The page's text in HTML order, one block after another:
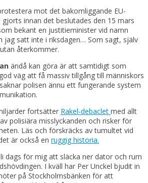
mot det bakomliggande EU-
innan det beslutades den 15 mars
bekant en justitieminister vid namn
jag satt inte i riksdagen… Som sagt, själv
återkommer.
ändå kan göra är att samtidigt som
väg att få massiv tillgång till människors
polisen ännu ett fungerande system
fortsätter Rakel-debaclet med allt
polisiära misslyckanden och risker för
Läs och förskräcks av tumultet vid
är också en ruggig historia.
dags för mig att släcka ner dator och rum
I kväll har Per Unckel bjudit in
på Stockholmsbänken för att